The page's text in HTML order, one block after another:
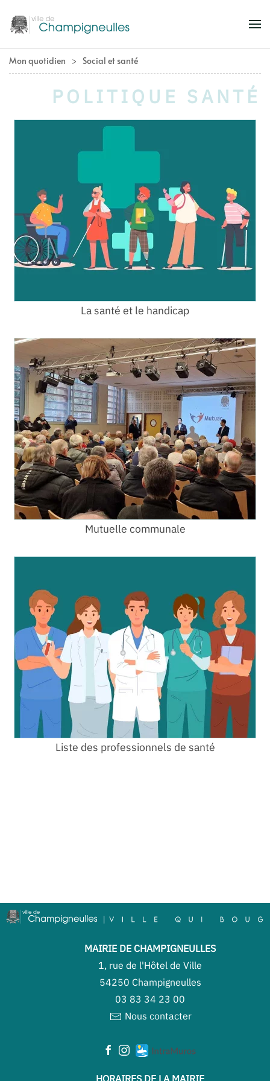
Accéder au contenu principal
Mon quotidien Social et santé
POLITIQUE SANTÉ
La santé et le handicap
Mutuelle communale
Liste des professionnels de santé
MAIRIE DE CHAMPIGNEULLES
1, rue de l'Hôtel de Ville
54250 Champigneulles
03 83 34 23 00
Nous contacter
HORAIRES DE LA MAIRIE